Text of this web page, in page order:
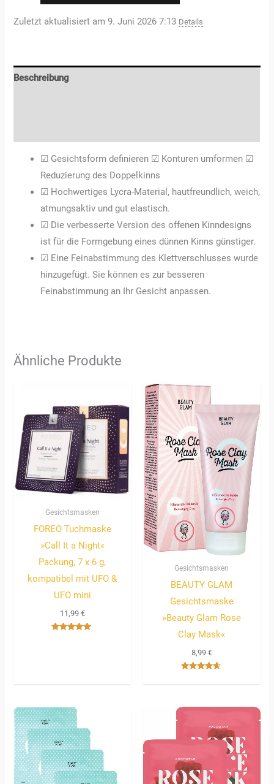
Zuletzt aktualisiert am 9. Juni 2026 7:13 Details
Beschreibung
☑ Gesichtsform definieren ☑ Konturen umformen ☑
Reduzierung des Doppelkinns
☑ Hochwertiges Lycra-Material, hautfreundlich, weich,
atmungsaktiv und gut elastisch.
☑ Die verbesserte Version des offenen Kinndesigns
ist für die Formgebung eines dünnen Kinns günstiger.
☑ Eine Feinabstimmung des Klettverschlusses wurde
hinzugefügt. Sie können es zur besseren
Feinabstimmung an Ihr Gesicht anpassen.
Ähnliche Produkte
Gesichtsmasken
FOREO Tuchmaske
»Call It a Night«
Packung, 7 x 6 g,
kompatibel mit UFO &
UFO mini
11,99 €
Gesichtsmasken
BEAUTY GLAM
Gesichtsmaske
»Beauty Glam Rose
Clay Mask«
8,99 €